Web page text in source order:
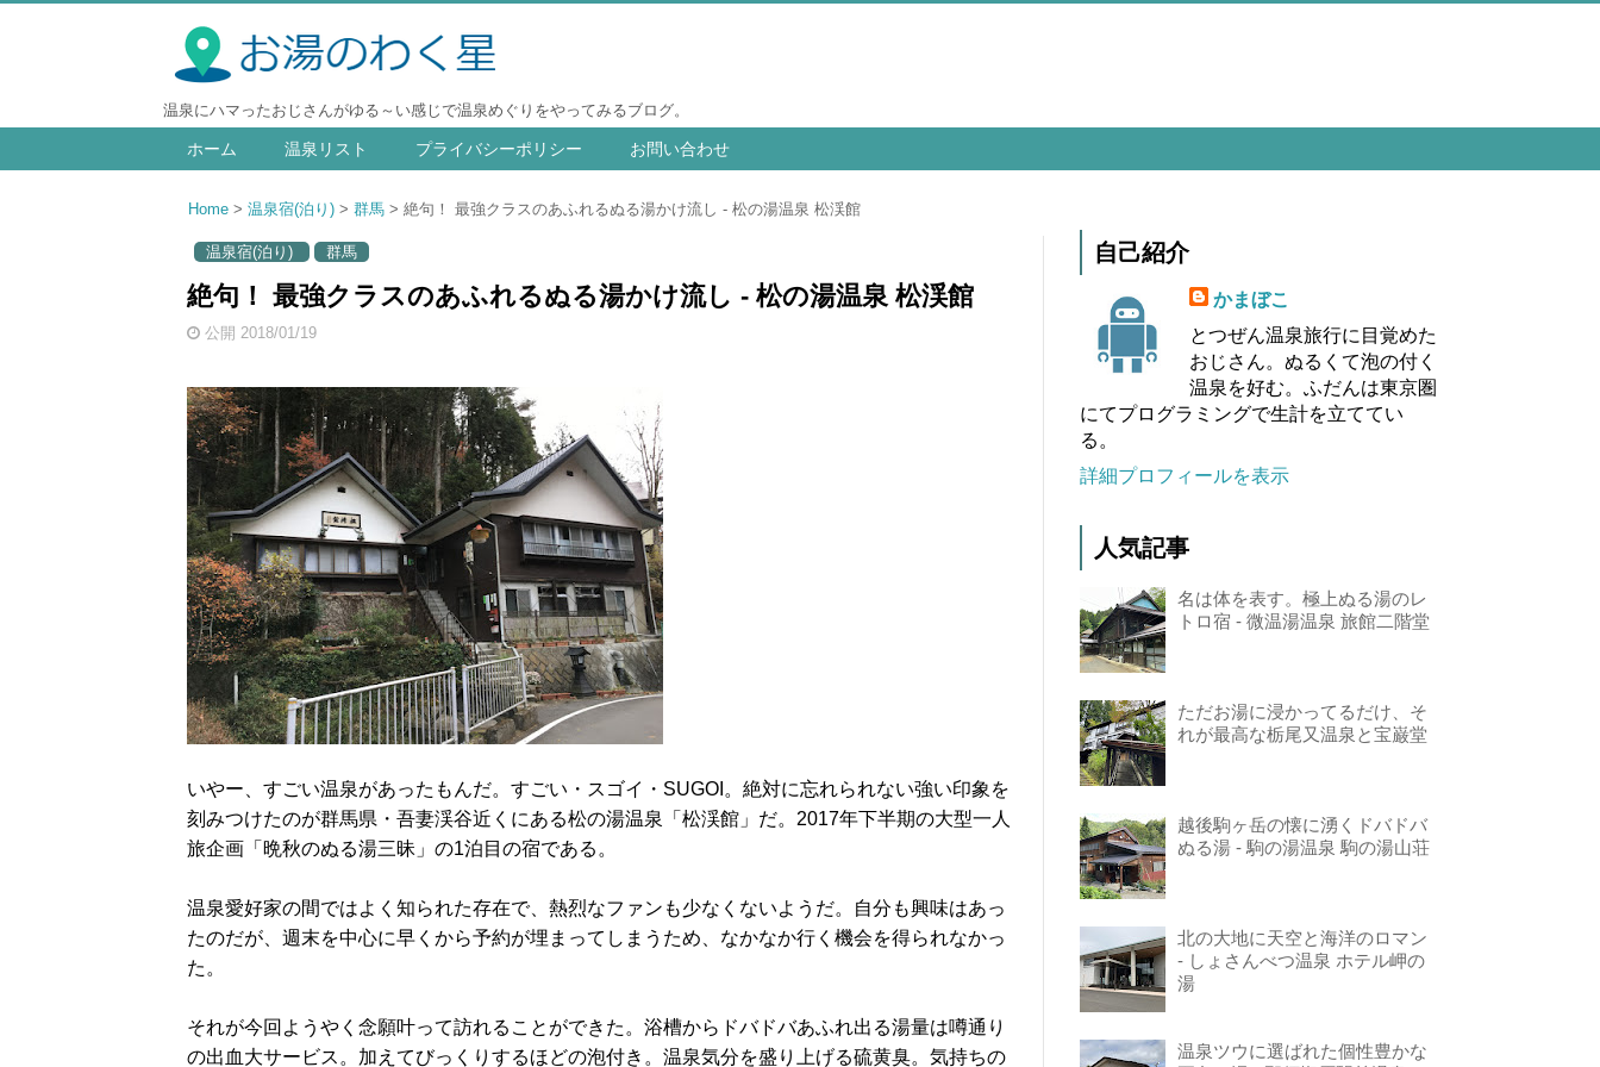
温泉にハマったおじさんがゆる～い感じで温泉めぐりをやってみるブログ。
ホーム 温泉リスト プライバシーポリシー お問い合わせ
Home 温泉宿(泊り) 群馬 絶句！ 最強クラスのあふれるぬる湯かけ流し - 松の湯温泉 松渓館
温泉宿(泊り) 群馬
絶句！ 最強クラスのあふれるぬる湯かけ流し - 松の湯温泉 松渓館
公開 2018/01/19
いやー、すごい温泉があったもんだ。すごい・スゴイ・SUGOI。絶対に忘れられない強い印象を
刻みつけたのが群馬県・吾妻渓谷近くにある松の湯温泉「松渓館」だ。2017年下半期の大型一人
旅企画「晩秋のぬる湯三昧」の1泊目の宿である。
温泉愛好家の間ではよく知られた存在で、熱烈なファンも少なくないようだ。自分も興味はあっ
たのだが、週末を中心に早くから予約が埋まってしまうため、なかなか行く機会を得られなかっ
た。
それが今回ようやく念願叶って訪れることができた。浴槽からドバドバあふれ出る湯量は噂通り
の出血大サービス。加えてびっくりするほどの泡付き。温泉気分を盛り上げる硫黄臭。気持ちの
自己紹介
かまぼこ
とつぜん温泉旅行に目覚めた
おじさん。ぬるくて泡の付く
温泉を好む。ふだんは東京圏
にてプログラミングで生計を立ててい
る。
詳細プロフィールを表示
人気記事
名は体を表す。極上ぬる湯のレ
トロ宿 - 微温湯温泉 旅館二階堂
ただお湯に浸かってるだけ、そ
れが最高な栃尾又温泉と宝巌堂
越後駒ヶ岳の懐に湧くドバドバ
ぬる湯 - 駒の湯温泉 駒の湯山荘
北の大地に天空と海洋のロマン
- しょさんべつ温泉 ホテル岬の
湯
温泉ツウに選ばれた個性豊かな